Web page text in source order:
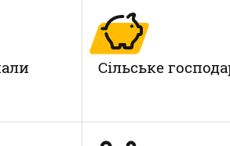
Сільське